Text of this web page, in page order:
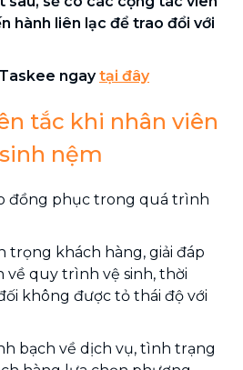
hành liên lạc để trao đổi với
ngaytại đây
tắc khi nhân viên
nệm
đồng phục trong quá trình
trọng khách hàng, giải đáp
về quy trình vệ sinh, thời
không được tỏ thái độ với
bạch về dịch vụ, tình trạng